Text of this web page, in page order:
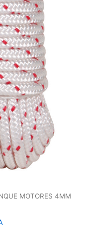
MOTORES 4MM